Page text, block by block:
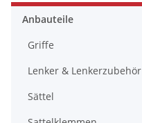
Anbauteile
Griffe
Lenker & Lenkerzubehör
Sättel